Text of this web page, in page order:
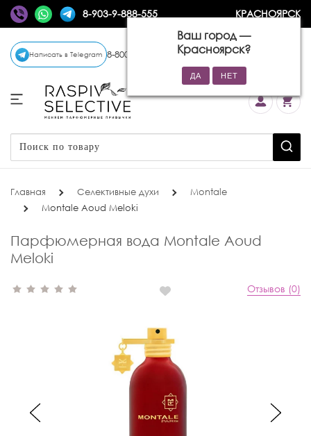
8-903-9-888-555 КРАСНОЯРСК
Ваш город —
Красноярск?
Написать в Telegram 8-800-770-72-34 (бесплатно)
Главная Селективные духи
Montale
Montale Aoud Meloki
Парфюмерная вода Montale Aoud
Meloki
Отзывов (0)